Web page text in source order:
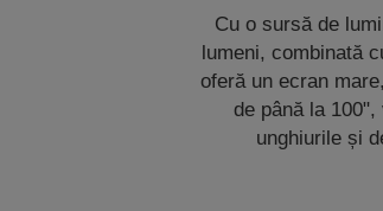
Cu o sursă de
lumeni, combinată
oferă un ecran
de până la
unghiurile și